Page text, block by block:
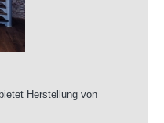
Herstellung von